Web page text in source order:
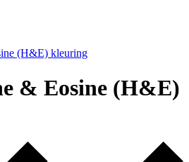
(H&E) kleuring
& Eosine (H&E)